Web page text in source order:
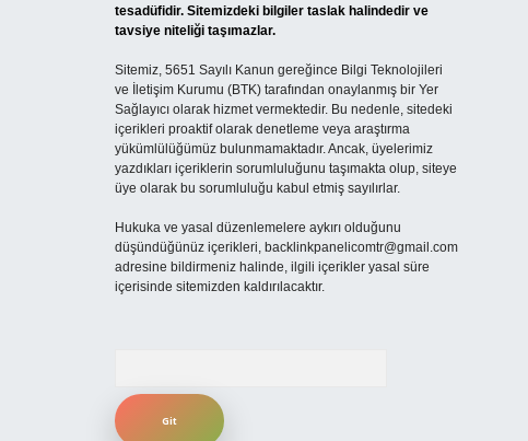
tesadüfidir. Sitemizdeki bilgiler taslak halindedir ve
tavsiye niteliği taşımazlar.
Sitemiz, 5651 Sayılı Kanun gereğince Bilgi Teknolojileri
ve İletişim Kurumu (BTK) tarafından onaylanmış bir Yer
Sağlayıcı olarak hizmet vermektedir. Bu nedenle, sitedeki
içerikleri proaktif olarak denetleme veya araştırma
yükümlülüğümüz bulunmamaktadır. Ancak, üyelerimiz
yazdıkları içeriklerin sorumluluğunu taşımakta olup, siteye
üye olarak bu sorumluluğu kabul etmiş sayılırlar.
Hukuka ve yasal düzenlemelere aykırı olduğunu
düşündüğünüz içerikleri, backlinkpanelicomtr@gmail.com
adresine bildirmeniz halinde, ilgili içerikler yasal süre
içerisinde sitemizden kaldırılacaktır.